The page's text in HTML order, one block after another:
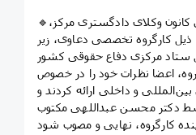
🔹به گزارش روابط عمومی کانون وکلای دادگستری مرکز،
کارگروه تخصصی دعاوی، زیر
ستاد مرکزی دفاع حقوقی کشور
اعضا نظرات خود را در خصوص
و داخلی ارائه کردند و
دکتر محسن عبداللهی مکتوب